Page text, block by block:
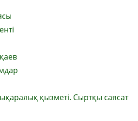
қызметі. Сыртқы саясат